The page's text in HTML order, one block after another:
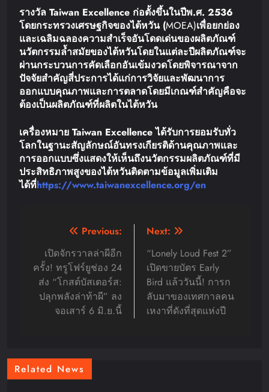
รางวัล Taiwan Excellence ก่อตั้งขึ้นในปีพ.ศ. 2536
โดยกระทรวงเศรษฐกิจของไต้หวัน(MOEA)เพื่อยกย่อง
และเฉลิมฉลองความสำเร็จอันโดดเด่นของผลิตภัณฑ์
นวัตกรรมล้ำสมัยของไต้หวันโดยในแต่ละปีผลิตภัณฑ์จะ
ผ่านกระบวนการคัดเลือกอันเข้มงวดโดยพิจารณาจาก
ปัจจัยสำคัญสี่ประการได้แก่การวิจัยและพัฒนาการ
ออกแบบคุณภาพและการตลาดโดยมีเกณฑ์สำคัญคือจะ
ต้องเป็นผลิตภัณฑ์ที่ผลิตในไต้หวัน
เครื่องหมาย Taiwan Excellenceได้รับการยอมรับทั่ว
โลกในฐานะสัญลักษณ์อันทรงเกียรติด้านคุณภาพและ
การออกแบบซึ่งแสดงให้เห็นถึงนวัตกรรมผลิตภัณฑ์ที่มี
ประสิทธิภาพสูงของไต้หวันติดตามข้อมูลเพิ่มเติม
ได้ที่https://www.taiwanexcellence.org/en
navigation
Previous:
เปิดจักรวาลล่าผีอีก
ครั้ง! ทรูโฟร์ยูช่อง 24
ส่ง “โกสต์บัสเตอร์ส:
ปลุกพลังล่าท้าผี” ลง
จอเสาร์ 6 มิ.ย.นี้
Next:
“Lonely Loud Fest 2”
เปิดขายบัตร Early
Bird แล้ววันนี้! การก
ลับมาของเทศกาลคน
เหงาที่ดังที่สุดแห่งปี
Related News